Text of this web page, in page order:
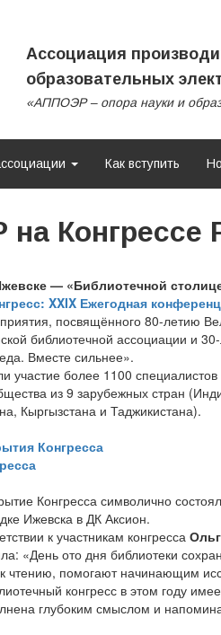
Ассоциация
образовательных
«АППОЭР – опора науки и
Как вступить
Конгрессе
— «Библиотечной
XXIX Ежегодная
посвящённого 80-летию
библиотечной ассоциации и
Вместе сильнее».
участие более 1100
из 9 зарубежных стран
Кыргызстана и Таджикистана).
Конгресса
Конгресса символично
Ижевска в ДК Аксион.
к участникам конгресса
«День ото дня библиотеки
чтению, помогают начинающим
конгресс в этом году
глубоким смыслом и